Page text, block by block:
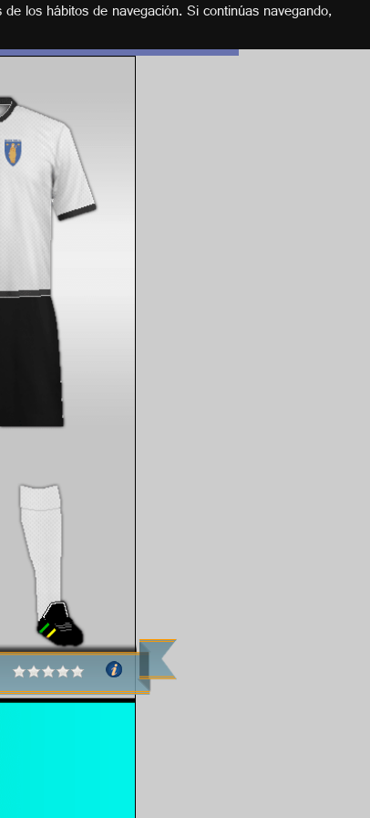
los hábitos de navegación. Si continúas navegando,